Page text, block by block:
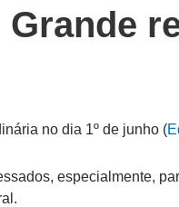
no dia 1º de junho (
especialmente,